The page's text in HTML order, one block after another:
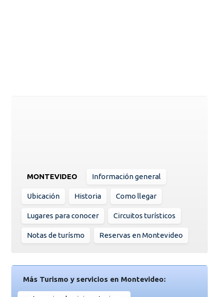
MONTEVIDEO Información general
Ubicación Historia Como llegar
Lugares para conocer Circuitos turísticos
Notas de turísmo Reservas en Montevideo
Más Turismo y servicios en Montevideo: